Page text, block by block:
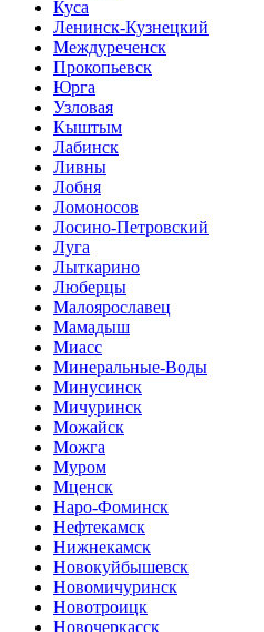
Куса
Ленинск-Кузнецкий
Междуреченск
Прокопьевск
Юрга
Узловая
Кыштым
Лабинск
Ливны
Лобня
Ломоносов
Лосино-Петровский
Луга
Лыткарино
Люберцы
Малоярославец
Мамадыш
Миасс
Минеральные-Воды
Минусинск
Мичуринск
Можайск
Можга
Муром
Мценск
Наро-Фоминск
Нефтекамск
Нижнекамск
Новокуйбышевск
Новомичуринск
Новотроицк
Новочеркасск